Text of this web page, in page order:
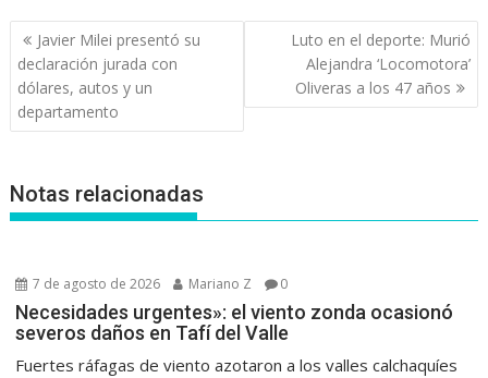
Navegación
de
entradas
Javier Milei presentó su
declaración jurada con
dólares, autos y un
departamento
Luto en el deporte: Murió
Alejandra ‘Locomotora’
Oliveras a los 47 años
Notas relacionadas
7 de agosto de 2026 Mariano Z 0
Necesidades urgentes»: el viento zonda ocasionó
severos daños en Tafí del Valle
Fuertes ráfagas de viento azotaron a los valles calchaquíes